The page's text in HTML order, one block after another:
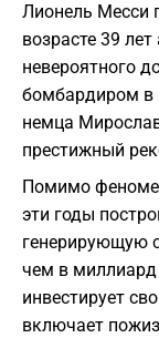
Лионель Месси
возрасте 39
невероятного
бомбардиром в
немца
престижный
Помимо
эти годы
генерирующую
чем в миллиард
инвестирует
включает